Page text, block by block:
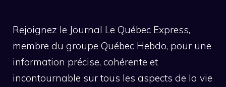
Rejoignez le Journal Le Québec Express,
membre du groupe Québec Hebdo, pour une
information précise, cohérente et
incontournable sur tous les aspects de la vie